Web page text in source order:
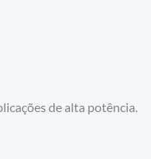
de alta potência.